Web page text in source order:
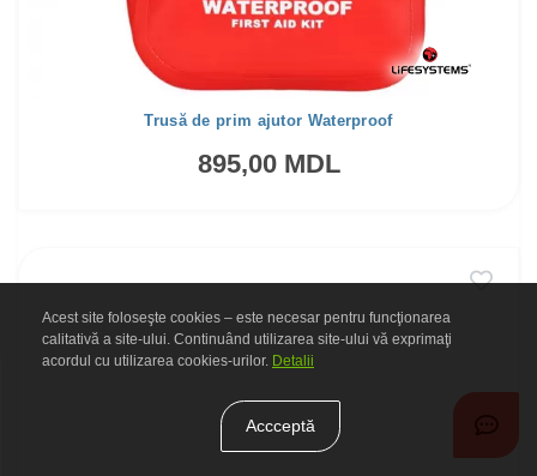
Trusă de prim ajutor Waterproof
895,00 MDL
Acest site foloseşte cookies – este necesar pentru funcţionarea
calitativă a site-ului. Continuând utilizarea site-ului vă exprimaţi
acordul cu utilizarea cookies-urilor. Detalii
Accceptă